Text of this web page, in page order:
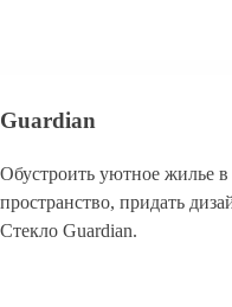
Guardian
Обустроить уютное жилье
пространство, придать
Стекло Guardian.